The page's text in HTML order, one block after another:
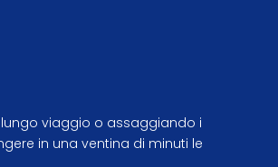
lungo viaggio o assaggiando i
in una ventina di minuti le